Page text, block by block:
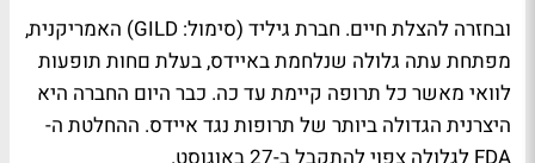
ובחזרה להצלת חיים. חברת גיליד (סימול: GILD) האמריקנית,
מפתחת עתה גלולה שנלחמת באיידס, בעלת םחות תופעות
לוואי מאשר כל תרופה קיימת עד כה. כבר היום החברה היא
היצרנית הגדולה ביותר של תרופות נגד איידס. ההחלטת ה-